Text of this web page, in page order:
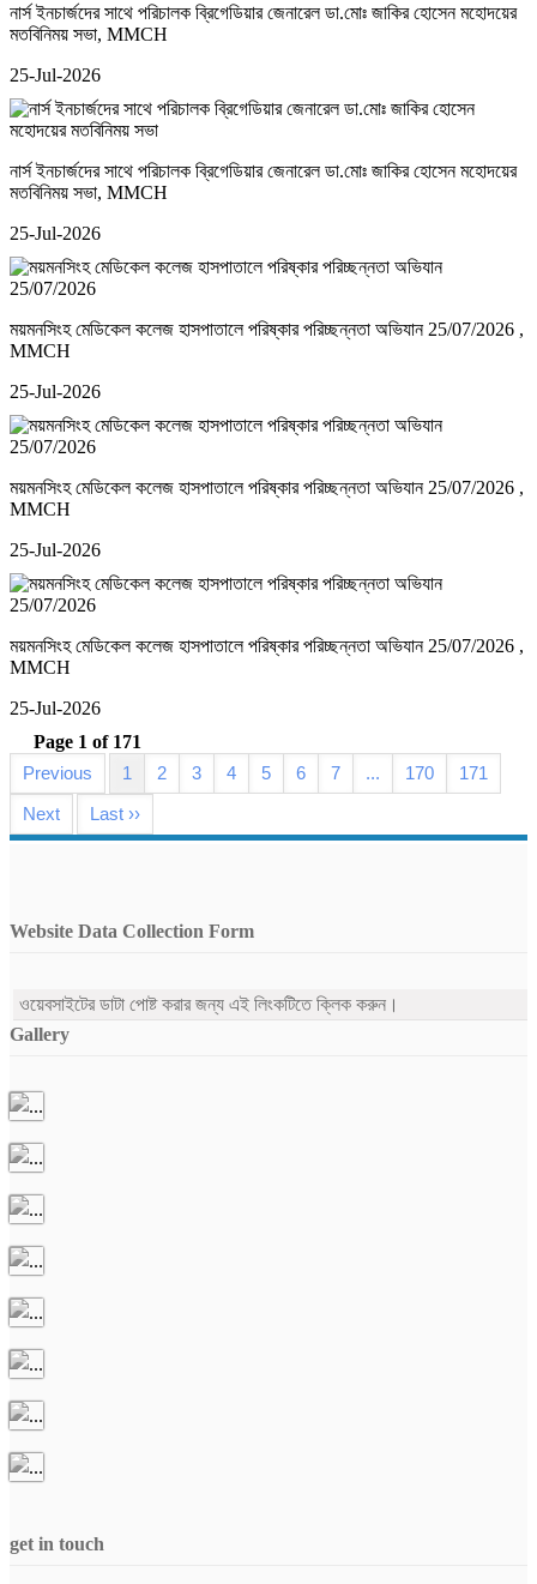
নার্স ইনচার্জদের সাথে পরিচালক ব্রিগেডিয়ার জেনারেল ডা.মোঃ জাকির হোসেন মহোদয়ের
মতবিনিময় সভা, MMCH
25-Jul-2026
নার্স ইনচার্জদের সাথে পরিচালক ব্রিগেডিয়ার জেনারেল ডা.মোঃ জাকির হোসেন মহোদয়ের
মতবিনিময় সভা, MMCH
25-Jul-2026
ময়মনসিংহ মেডিকেল কলেজ হাসপাতালে পরিষ্কার পরিচ্ছন্নতা অভিযান 25/07/2026 ,
MMCH
25-Jul-2026
ময়মনসিংহ মেডিকেল কলেজ হাসপাতালে পরিষ্কার পরিচ্ছন্নতা অভিযান 25/07/2026 ,
MMCH
25-Jul-2026
ময়মনসিংহ মেডিকেল কলেজ হাসপাতালে পরিষ্কার পরিচ্ছন্নতা অভিযান 25/07/2026 ,
MMCH
25-Jul-2026
Page 1 of 171
Previous
1 2 3 4 5 6 7 ... 170
171
Next
Last ››
Website Data Collection Form
ওয়েবসাইটের ডাটা পোষ্ট করার জন্য এই লিংকটিতে ক্লিক করুন।
Gallery
get in touch